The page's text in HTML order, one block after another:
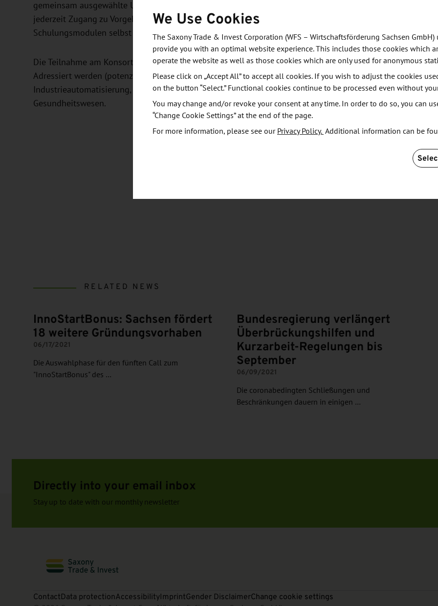
gemeinsam ausgewählte Use Cases prototypisch in die Praxis umgesetzt. Die Partner erhalten zudem
jederzeit Zugang zu Vorgehensweisen, Methoden und Ergebnissen und erlangen in verschiedenen
Schulungsmodulen selbst fundierte Kompetenzen rund um das Thema KI.
Die Teilnahme am Konsortialprojekt steht Unternehmen aus verschiedensten Branchen offen.
Adressiert werden (potenzielle) KI-Anwender, unter anderem aus den Bereichen
Industrieautomatisierung, Automobil, Halbleiterindustrie, Maschinen- und Anlagenbau sowie
Gesundheitswesen.
RELATED NEWS
InnoStartBonus: Sachsen fördert
18 weitere Gründungsvorhaben
06/17/2021
Die Auswahlphase für den fünften Call zum
"InnoStartBonus" des …
Bundesregierung verlängert
Überbrückungshilfen und
Kurzarbeit-Regelungen bis
September
06/09/2021
Die coronabedingten Schließungen und
Beschränkungen dauern in einigen …
Directly into your email inbox
Stay up to date with our monthly newsletter
ContactData protectionAccessibilityImprintGender DisclaimerChange cookie settings
We Use Cookies
The Saxony Trade & Invest Corporation (WFS – Wirtschaftsförderung Sachsen GmbH)
provide you with an optimal website experience. This includes those cookies which
operate the website as well as those cookies which are only used for anonymous
Please click on „Accept All” to accept all cookies. If you wish to adjust the cookies
on the button “Select.” Functional cookies continue to be processed even without
You may change and/or revoke your consent at any time. In order to do so, you can
“Change Cookie Settings” at the end of the page.
For more information, please see our Privacy Policy. Additional information can be